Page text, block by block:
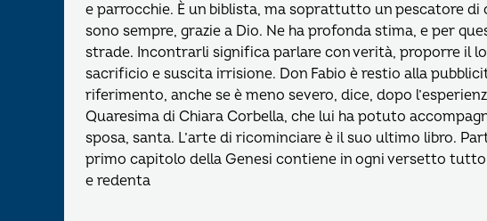
e parrocchie. È un biblista, ma soprattutto un pescatore di
sono sempre, grazie a Dio. Ne ha profonda stima, e per
strade. Incontrarli significa parlare con verità, proporre il
sacrificio e suscita irrisione. Don Fabio è restio alla
riferimento, anche se è meno severo, dice, dopo
Quaresima di Chiara Corbella, che lui ha potuto
sposa, santa. L’arte di ricominciare è il suo ultimo libro.
primo capitolo della Genesi contiene in ogni versetto
e redenta